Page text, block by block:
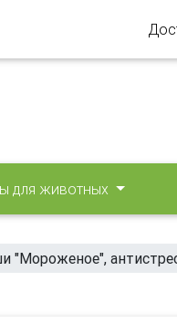
для животных
"Мороженое",